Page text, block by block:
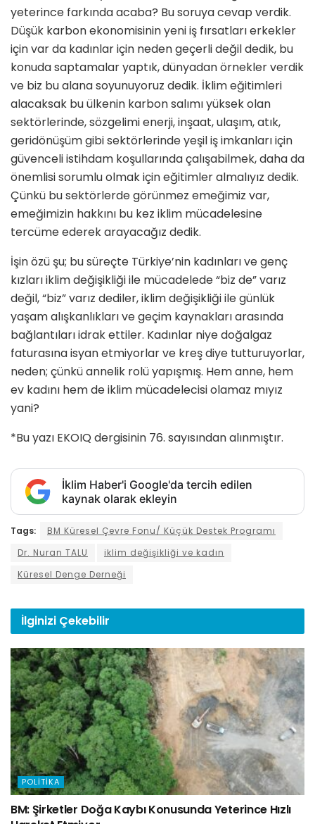
yeterince farkında acaba? Bu soruya cevap verdik.
Dü­şük karbon ekonomisinin yeni iş fır­satları erkekler
için var da kadınlar için neden geçerli değil dedik, bu
konuda saptamalar yaptık, dünya­dan örnekler verdik
ve biz bu alana soyunuyoruz dedik. İklim eğitim­leri
alacaksak bu ülkenin karbon salımı yüksek olan
sektörlerinde, sözgelimi enerji, inşaat, ulaşım, atık,
geridönüşüm gibi sektörlerin­de yeşil iş imkanları için
güvenceli istihdam koşullarında çalışabilmek, daha da
önemlisi sorumlu olmak için eğitimler almalıyız dedik.
Çün­kü bu sektörlerde görünmez emeği­miz var,
emeğimizin hakkını bu kez iklim mücadelesine
tercüme ederek arayacağız dedik.
İşin özü şu; bu süreçte Türkiye’nin kadınları ve genç
kızları iklim deği­şikliği ile mücadelede “biz de” varız
değil, “biz” varız dediler, iklim deği­şikliği ile günlük
yaşam alışkanlıkla­rı ve geçim kaynakları arasında
bağ­lantıları idrak ettiler. Kadınlar niye doğalgaz
faturasına isyan etmiyorlar ve kreş diye tutturuyorlar,
neden; çünkü annelik rolü yapışmış. Hem anne, hem
ev kadını hem de iklim mücadelecisi olamaz mıyız
yani?
*Bu yazı EKOIQ dergisinin 76. sayısından alınmıştır.
İklim Haber'i Google'da tercih edilen
kaynak olarak ekleyin
Tags:
BM Küresel Çevre Fonu/ Küçük Destek Programı
Dr. Nuran TALU
iklim değişikliği ve kadın
Küresel Denge Derneği
İlginizi Çekebilir
POLITIKA
BM: Şirketler Doğa Kaybı Konusunda Yeterince Hızlı